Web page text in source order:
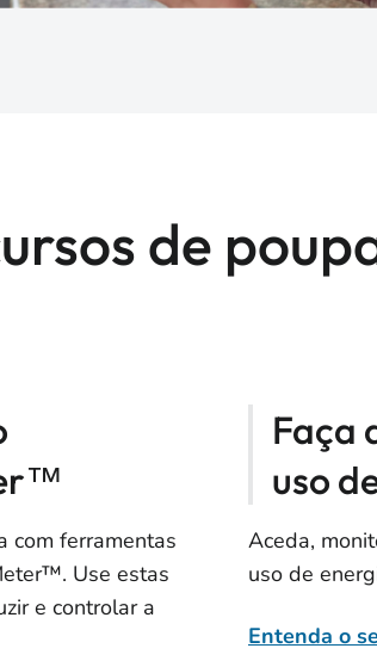
de
com ferramentas
Use estas
e controlar a
Faça
uso
Aceda,
uso de
Entenda o